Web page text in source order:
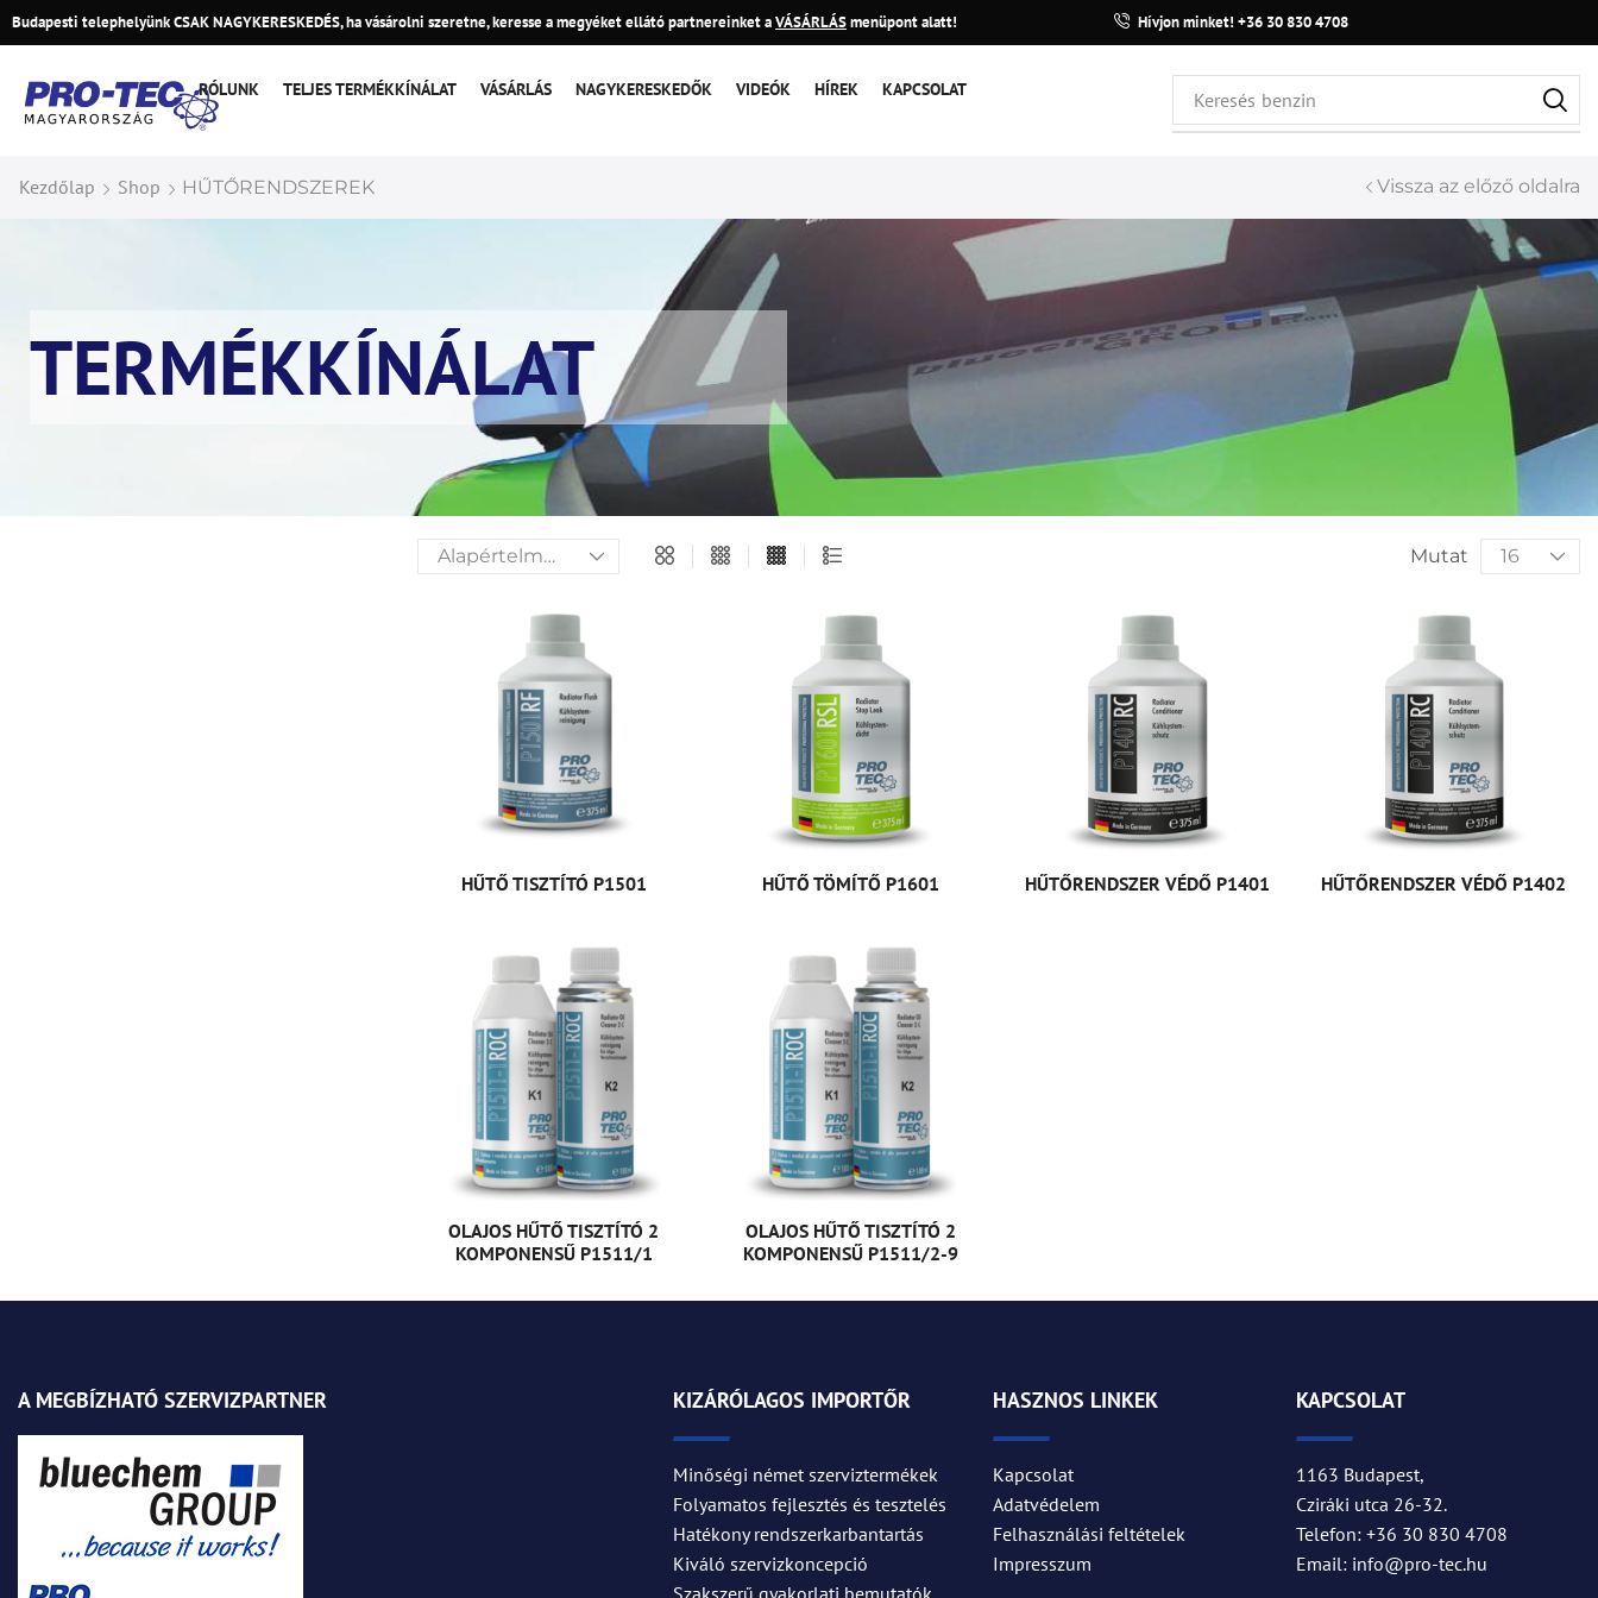
Budapesti telephelyünk CSAK NAGYKERESKEDÉS, ha vásárolni szeretne, keresse a megyéket ellátó partnereinket aVÁSÁRLÁSmenüpont alatt! Hívjon minket! +36 30 830 4708
RÓLUNK TELJES TERMÉKKÍNÁLAT VÁSÁRLÁS NAGYKERESKEDŐK VIDEÓK HÍREK KAPCSOLAT Keresés benzin
Kezdőlap Shop HŰTŐRENDSZEREK Vissza az előző oldalra
TERMÉKKÍNÁLAT
Mutat
HŰTŐ TISZTÍTÓ P1501 HŰTŐ TÖMÍTŐ P1601 HŰTŐRENDSZER VÉDŐ P1401 HŰTŐRENDSZER VÉDŐ P1402
OLAJOS HŰTŐ TISZTÍTÓ 2
KOMPONENSŰ P1511/1
OLAJOS HŰTŐ TISZTÍTÓ 2
KOMPONENSŰ P1511/2-9
A MEGBÍZHATÓ SZERVIZPARTNER KIZÁRÓLAGOS IMPORTŐR
Minőségi német szerviztermékek
Folyamatos fejlesztés és tesztelés
Hatékony rendszerkarbantartás
Kiváló szervizkoncepció
Szakszerű gyakorlati bemutatók
HASZNOS LINKEK
Kapcsolat
Adatvédelem
Felhasználási feltételek
Impresszum
KAPCSOLAT
1163 Budapest,
Cziráki utca 26-32.
Telefon: +36 30 830 4708
Email: info@pro-tec.hu